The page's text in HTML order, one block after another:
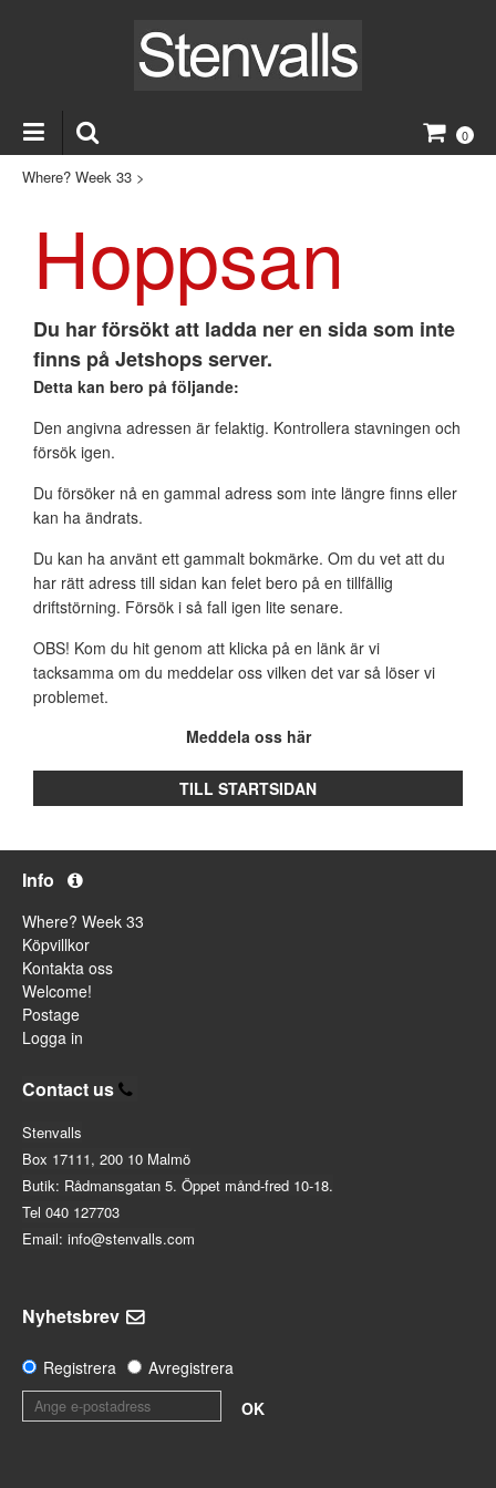
0
Where? Week 33 >
Hoppsan
Du har försökt att ladda ner en sida som inte
finns på Jetshops server.
Detta kan bero på följande:
Den angivna adressen är felaktig. Kontrollera stavningen och
försök igen.
Du försöker nå en gammal adress som inte längre finns eller
kan ha ändrats.
Du kan ha använt ett gammalt bokmärke. Om du vet att du
har rätt adress till sidan kan felet bero på en tillfällig
driftstörning. Försök i så fall igen lite senare.
OBS! Kom du hit genom att klicka på en länk är vi
tacksamma om du meddelar oss vilken det var så löser vi
problemet.
Meddela oss här
TILL STARTSIDAN
Info
Where? Week 33
Köpvillkor
Kontakta oss
Welcome!
Postage
Logga in
Contact us
Stenvalls
Box 17111, 200 10 Malmö
Butik: Rådmansgatan 5. Öppet månd-fred 10-18.
Tel 040 127703
Email: info@stenvalls.com
Nyhetsbrev
Registrera
Avregistrera
OK